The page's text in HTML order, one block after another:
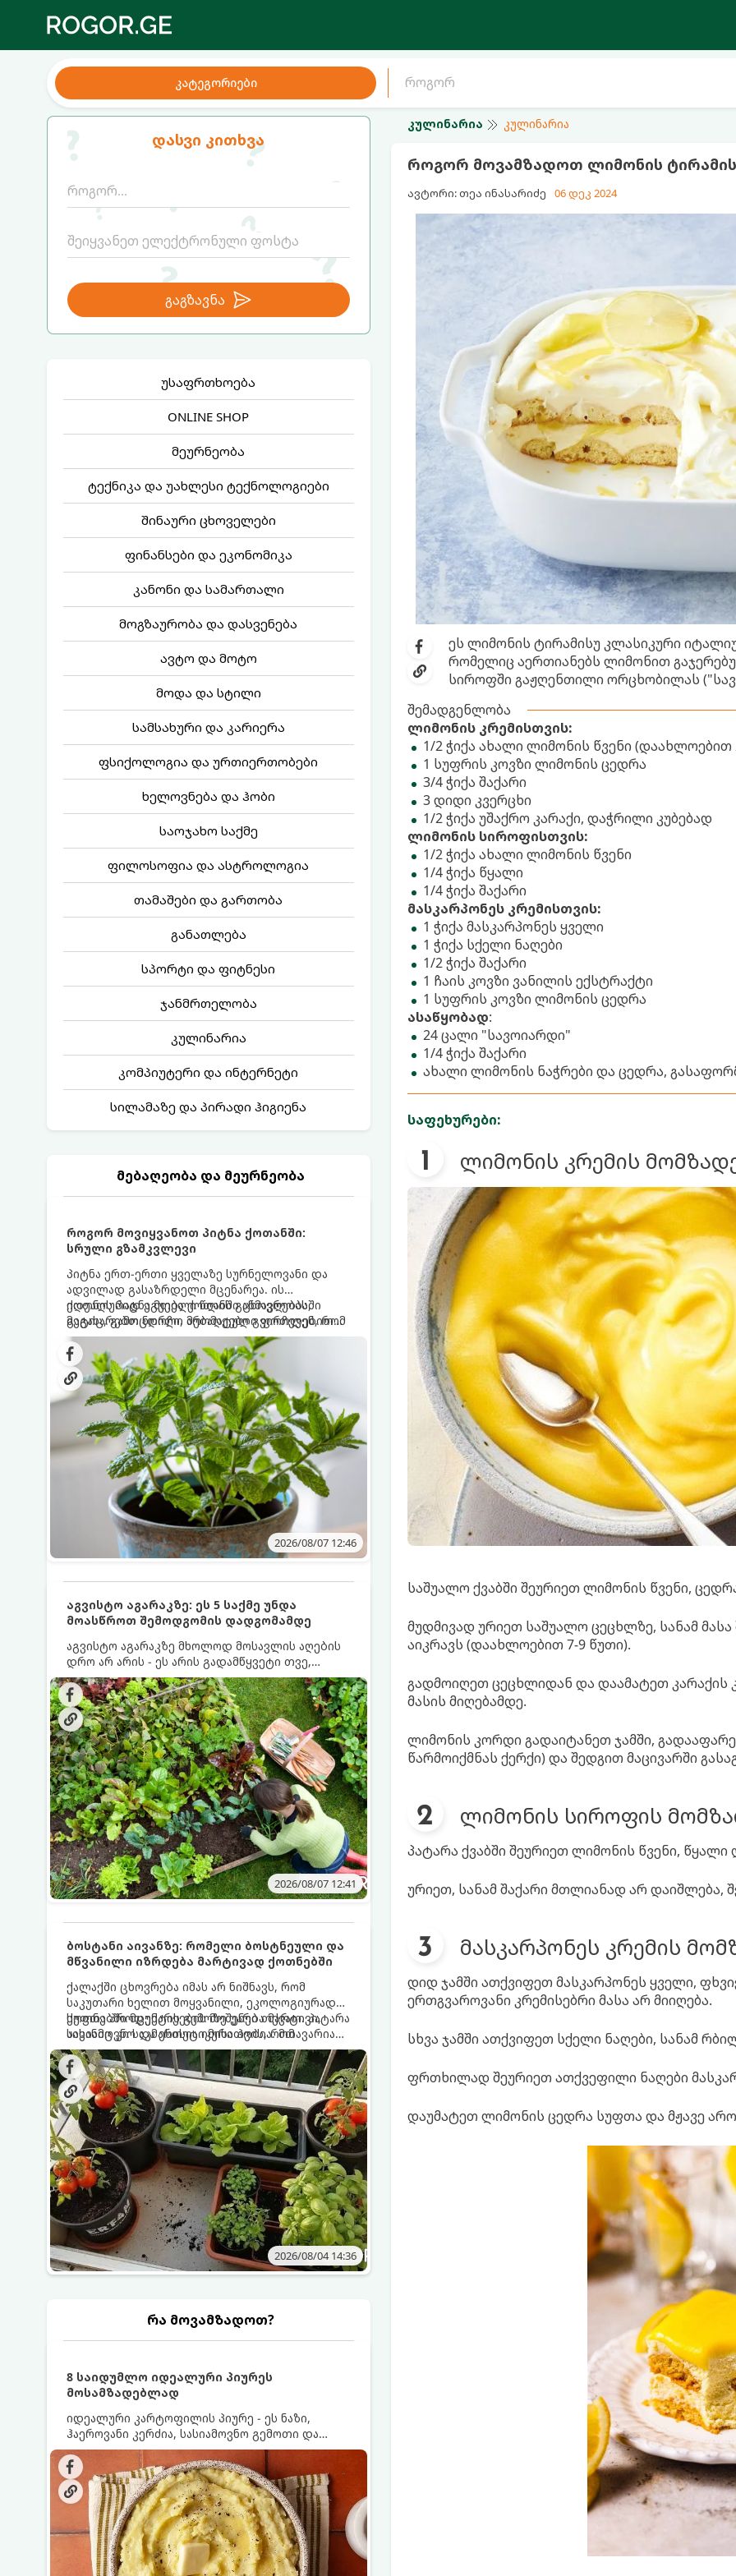
კატეგორიები
დასვი კითხვა
გაგზავნა
უსაფრთხოება
ONLINE SHOP
მეურნეობა
ტექნიკა და უახლესი ტექნოლოგიები
შინაური ცხოველები
ფინანსები და ეკონომიკა
კანონი და სამართალი
მოგზაურობა და დასვენება
ავტო და მოტო
მოდა და სტილი
სამსახური და კარიერა
ფსიქოლოგია და ურთიერთობები
ხელოვნება და ჰობი
საოჯახო საქმე
ფილოსოფია და ასტროლოგია
თამაშები და გართობა
განათლება
სპორტი და ფიტნესი
ჯანმრთელობა
კულინარია
კომპიუტერი და ინტერნეტი
სილამაზე და პირადი ჰიგიენა
მებაღეობა და მეურნეობა
როგორ მოვიყვანოთ პიტნა ქოთანში:
სრული გზამკვლევი
პიტნა ერთ-ერთი ყველაზე სურნელოვანი და
ადვილად გასაზრდელი მცენარეა. ის
იდეალურად ეგუება ქოთანში ცხოვრებას,
მეტიც, გამოცდილი მებაღეები გვირჩევენ, რომ
პიტნა მხოლოდ ქოთანში მოვიყვანოთ, რადგან
ღია გრუნტში (ბაღში) დარგვისას ის ფესვებით
ძალიან სწრაფად ვრცელდება და სხვა
მცენარეებს ავიწროებს.
ქოთნის პიტნა მთელი წლის განმავლობაში
გაგახარებთ ნორჩი, არომატული ფოთლებით
ჩაის, ლიმონათისა თუ კერძებისთვის.
2026/08/07 12:46
აგვისტო აგარაკზე: ეს 5 საქმე უნდა
მოასწროთ შემოდგომის დადგომამდე
აგვისტო აგარაკზე მხოლოდ მოსავლის აღების
დრო არ არის - ეს არის გადამწყვეტი თვე,
როდესაც საფუძველი ეყრება მომავალი წლის
მოსავალს და ბაღი მზადდება შემოდგომა-
ზამთრის სეზონისთვის. იმისათვის, რომ
ნიადაგმა ენერგია აღიდგინოს, ხოლო
მცენარეებმა ზამთარს გაუძლონ, აგვისტოს
ბოლომდე 5 მნიშვნელოვანი საქმის გაკეთება
უნდა მოასწროთ:
2026/08/07 12:41
ბოსტანი აივანზე: რომელი ბოსტნეული და
მწვანილი იზრდება მარტივად ქოთნებში
ქალაქში ცხოვრება იმას არ ნიშნავს, რომ
საკუთარი ხელით მოყვანილი, ეკოლოგიურად
სუფთა პროდუქტის გემოზე უარი თქვათ. პატარა
აივანიც კი საკმარისია იმისათვის, რომ
მოიწყოთ მინი-ბოსტანი, საიდანაც
ყოველდღიურად ახალ, არომატულ მწვანილსა
და ბოსტნეულს მოკრეფთ.
ქოთნებში მცენარეების მოშენება მარტივი,
სასიამოვნო და ესთეტიკური ჰობია. მთავარია
იცოდეთ, რომელი კულტურები ეგუებიან
ქოთნის პირობებს ყველაზე კარგად და როგორ
მოუაროთ მათ სწორად.
2026/08/04 14:36
რა მოვამზადოთ?
8 საიდუმლო იდეალური პიურეს
მოსამზადებლად
იდეალური კარტოფილის პიურე - ეს ნაზი,
ჰაეროვანი კერძია, სასიამოვნო გემოთი და
ნაღების-მოყვითალო ფერით. მისი მომზადება
ძალიან მარტივია, მაგრამ არსებობს რამდენიმე
საიდუმლო, რომლებიც უნდა იცოდეთ, რომ
პიურე იდეალურად გემრიელი გამოვიდეს.
კულინარია კულინარია
როგორ მოვამზადოთ ლიმონის
ავტორი: თეა ინასარიძე 06 დეკ 2024
ეს ლიმონის ტირამისუ კლასიკური
რომელიც აერთიანებს ლიმონით
სიროფში გაჟღენთილი ორცხობილას
შემადგენლობა
ლიმონის კრემისთვის:
1/2 ჭიქა ახალი ლიმონის წვენი (დაახლოებით
1 სუფრის კოვზი ლიმონის ცედრა
3/4 ჭიქა შაქარი
3 დიდი კვერცხი
1/2 ჭიქა უშაქრო კარაქი, დაჭრილი კუბებად
ლიმონის სიროფისთვის:
1/2 ჭიქა ახალი ლიმონის წვენი
1/4 ჭიქა წყალი
1/4 ჭიქა შაქარი
მასკარპონეს კრემისთვის:
1 ჭიქა მასკარპონეს ყველი
1 ჭიქა სქელი ნაღები
1/2 ჭიქა შაქარი
1 ჩაის კოვზი ვანილის ექსტრაქტი
1 სუფრის კოვზი ლიმონის ცედრა
ასაწყობად:
24 ცალი "სავოიარდი"
1/4 ჭიქა შაქარი
ახალი ლიმონის ნაჭრები და ცედრა,
საფეხურები:
ლიმონის კრემის
საშუალო ქვაბში შეურიეთ ლიმონის წვენი,
მუდმივად ურიეთ საშუალო ცეცხლზე, სანამ
აიკრავს (დაახლოებით 7-9 წუთი).
გადმოიღეთ ცეცხლიდან და დაამატეთ კარაქის
მასის მიღებამდე.
ლიმონის კორდი გადაიტანეთ ჯამში,
წარმოიქმნას ქერქი) და შედგით მაცივარში
ლიმონის სიროფის
პატარა ქვაბში შეურიეთ ლიმონის წვენი,
ურიეთ, სანამ შაქარი მთლიანად არ დაიშლება,
მასკარპონეს კრემის
დიდ ჯამში ათქვიფეთ მასკარპონეს ყველი,
ერთგვაროვანი კრემისებრი მასა არ მიიღება.
სხვა ჯამში ათქვიფეთ სქელი ნაღები, სანამ
ფრთხილად შეურიეთ ათქვეფილი ნაღები
დაუმატეთ ლიმონის ცედრა სუფთა და მჟავე